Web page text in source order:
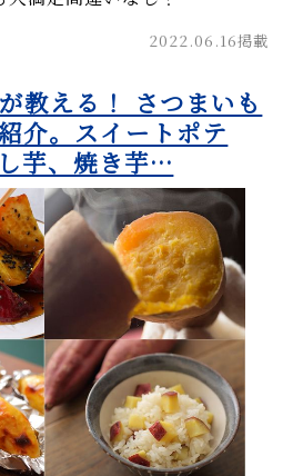
2022.06.16掲載
教える！ さつまいも
介。スイートポテ
芋、焼き芋…